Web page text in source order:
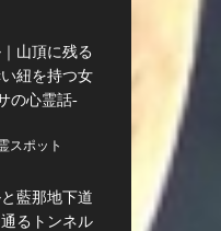
山頂に残る
紐を持つ女
の心霊話-
スポット
藍那地下道
通るトンネル